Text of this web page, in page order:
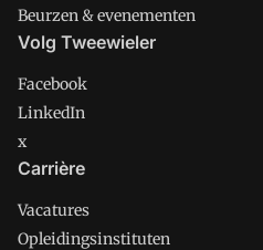
Beurzen & evenementen
Volg Tweewieler
Facebook
LinkedIn
x
Carrière
Vacatures
Opleidingsinstituten